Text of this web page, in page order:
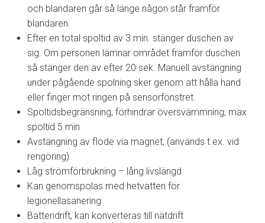
och blandaren går så länge någon står framför
blandaren.
Efter en total spoltid av 3 min. stänger duschen av
sig. Om personen lämnar området framför duschen
så stänger den av efter 20 sek. Manuell avstängning
under pågående spolning sker genom att hålla hand
eller finger mot ringen på sensorfönstret.
Spoltidsbegränsning, förhindrar översvämmning, max
spoltid 5 min
Avstängning av flöde via magnet, (används t.ex. vid
rengöring)
Låg strömförbrukning – lång livslängd
Kan genomspolas med hetvatten för
legionellasanering
Batteridrift, kan konverteras till nätdrift